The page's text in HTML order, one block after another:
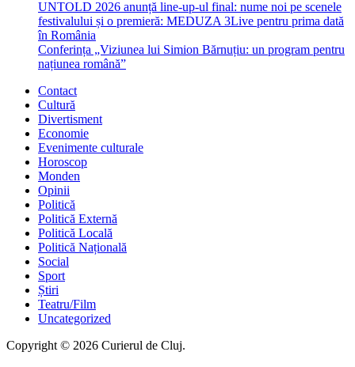
UNTOLD 2026 anunță line-up-ul final: nume noi pe scenele
festivalului și o premieră: MEDUZA 3Live pentru prima dată
în România
Conferința „Viziunea lui Simion Bărnuțiu: un program pentru
națiunea română”
Contact
Cultură
Divertisment
Economie
Evenimente culturale
Horoscop
Monden
Opinii
Politică
Politică Externă
Politică Locală
Politică Națională
Social
Sport
Știri
Teatru/Film
Uncategorized
Copyright © 2026 Curierul de Cluj.